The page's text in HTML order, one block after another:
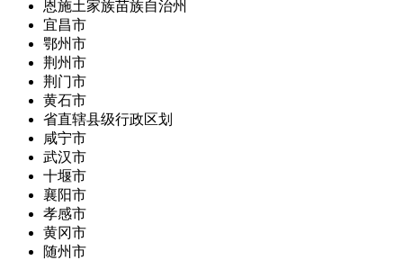
恩施土家族苗族自治州
宜昌市
鄂州市
荆州市
荆门市
黄石市
省直辖县级行政区划
咸宁市
武汉市
十堰市
襄阳市
孝感市
黄冈市
随州市